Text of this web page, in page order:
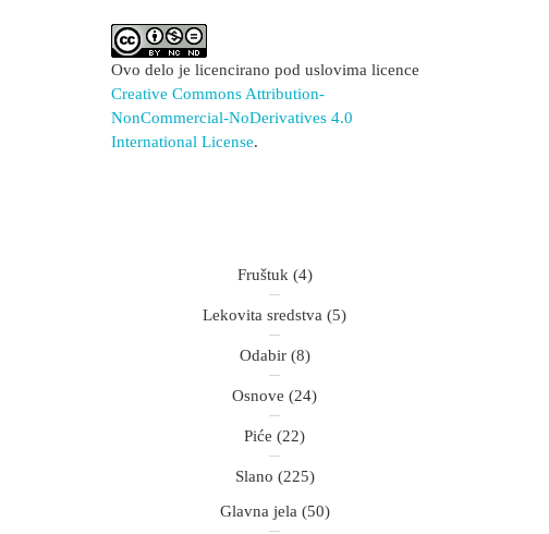
Ovo delo je licencirano pod uslovima licence
Creative Commons Attribution-
NonCommercial-NoDerivatives 4.0
International License.
Fruštuk (4)
Lekovita sredstva (5)
Odabir(8)
Osnove (24)
Piće (22)
Slano (225)
Glavna jela (50)